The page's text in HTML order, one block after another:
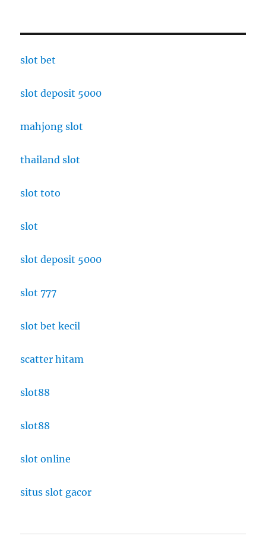
slot bet
slot deposit 5000
mahjong slot
thailand slot
slot toto
slot
slot deposit 5000
slot 777
slot bet kecil
scatter hitam
slot88
slot88
slot online
situs slot gacor